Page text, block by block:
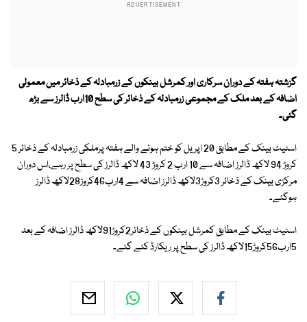
گزشتہ ہفتہ کے دوران سرکاری اور کمرشل بینکوں کے زرمبادلہ کے ذخائر میں معمولی
اضافہ کے بعد ملک کے مجموعی زرمبادلہ کے ذخائر کی سطح 10ارب ڈالرز سے بڑھ
گئی۔
اسٹیٹ بینک کے مطابق 20 اپریل کو ختم ہونے والے ہفتہ پرملکی زرمبادلہ کے ذخائر 5
کروڑ 94 لاکھ ڈالرز اضافہ سے 10 ارب 2 کروڑ 43 لاکھ ڈالرز کی سطح پر رہے،اس دوران
مرکزی بینک کے ذخائر 3کروڑ3لاکھ ڈالرز اضافہ سے 4ارب46کروڑ28لاکھ ڈالرز
ہوگئے۔
اسٹیٹ بینک کے مطابق کمرشل بینکوں کے ذخائر2کروڑ91لاکھ ڈالرز اضافہ کے بعد
5ارب56کروڑ15لاکھ ڈالرز کی سطح پر ریکارڈ کئے گئے۔